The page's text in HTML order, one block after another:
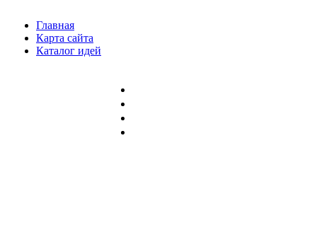
Главная
Карта сайта
Каталог идей